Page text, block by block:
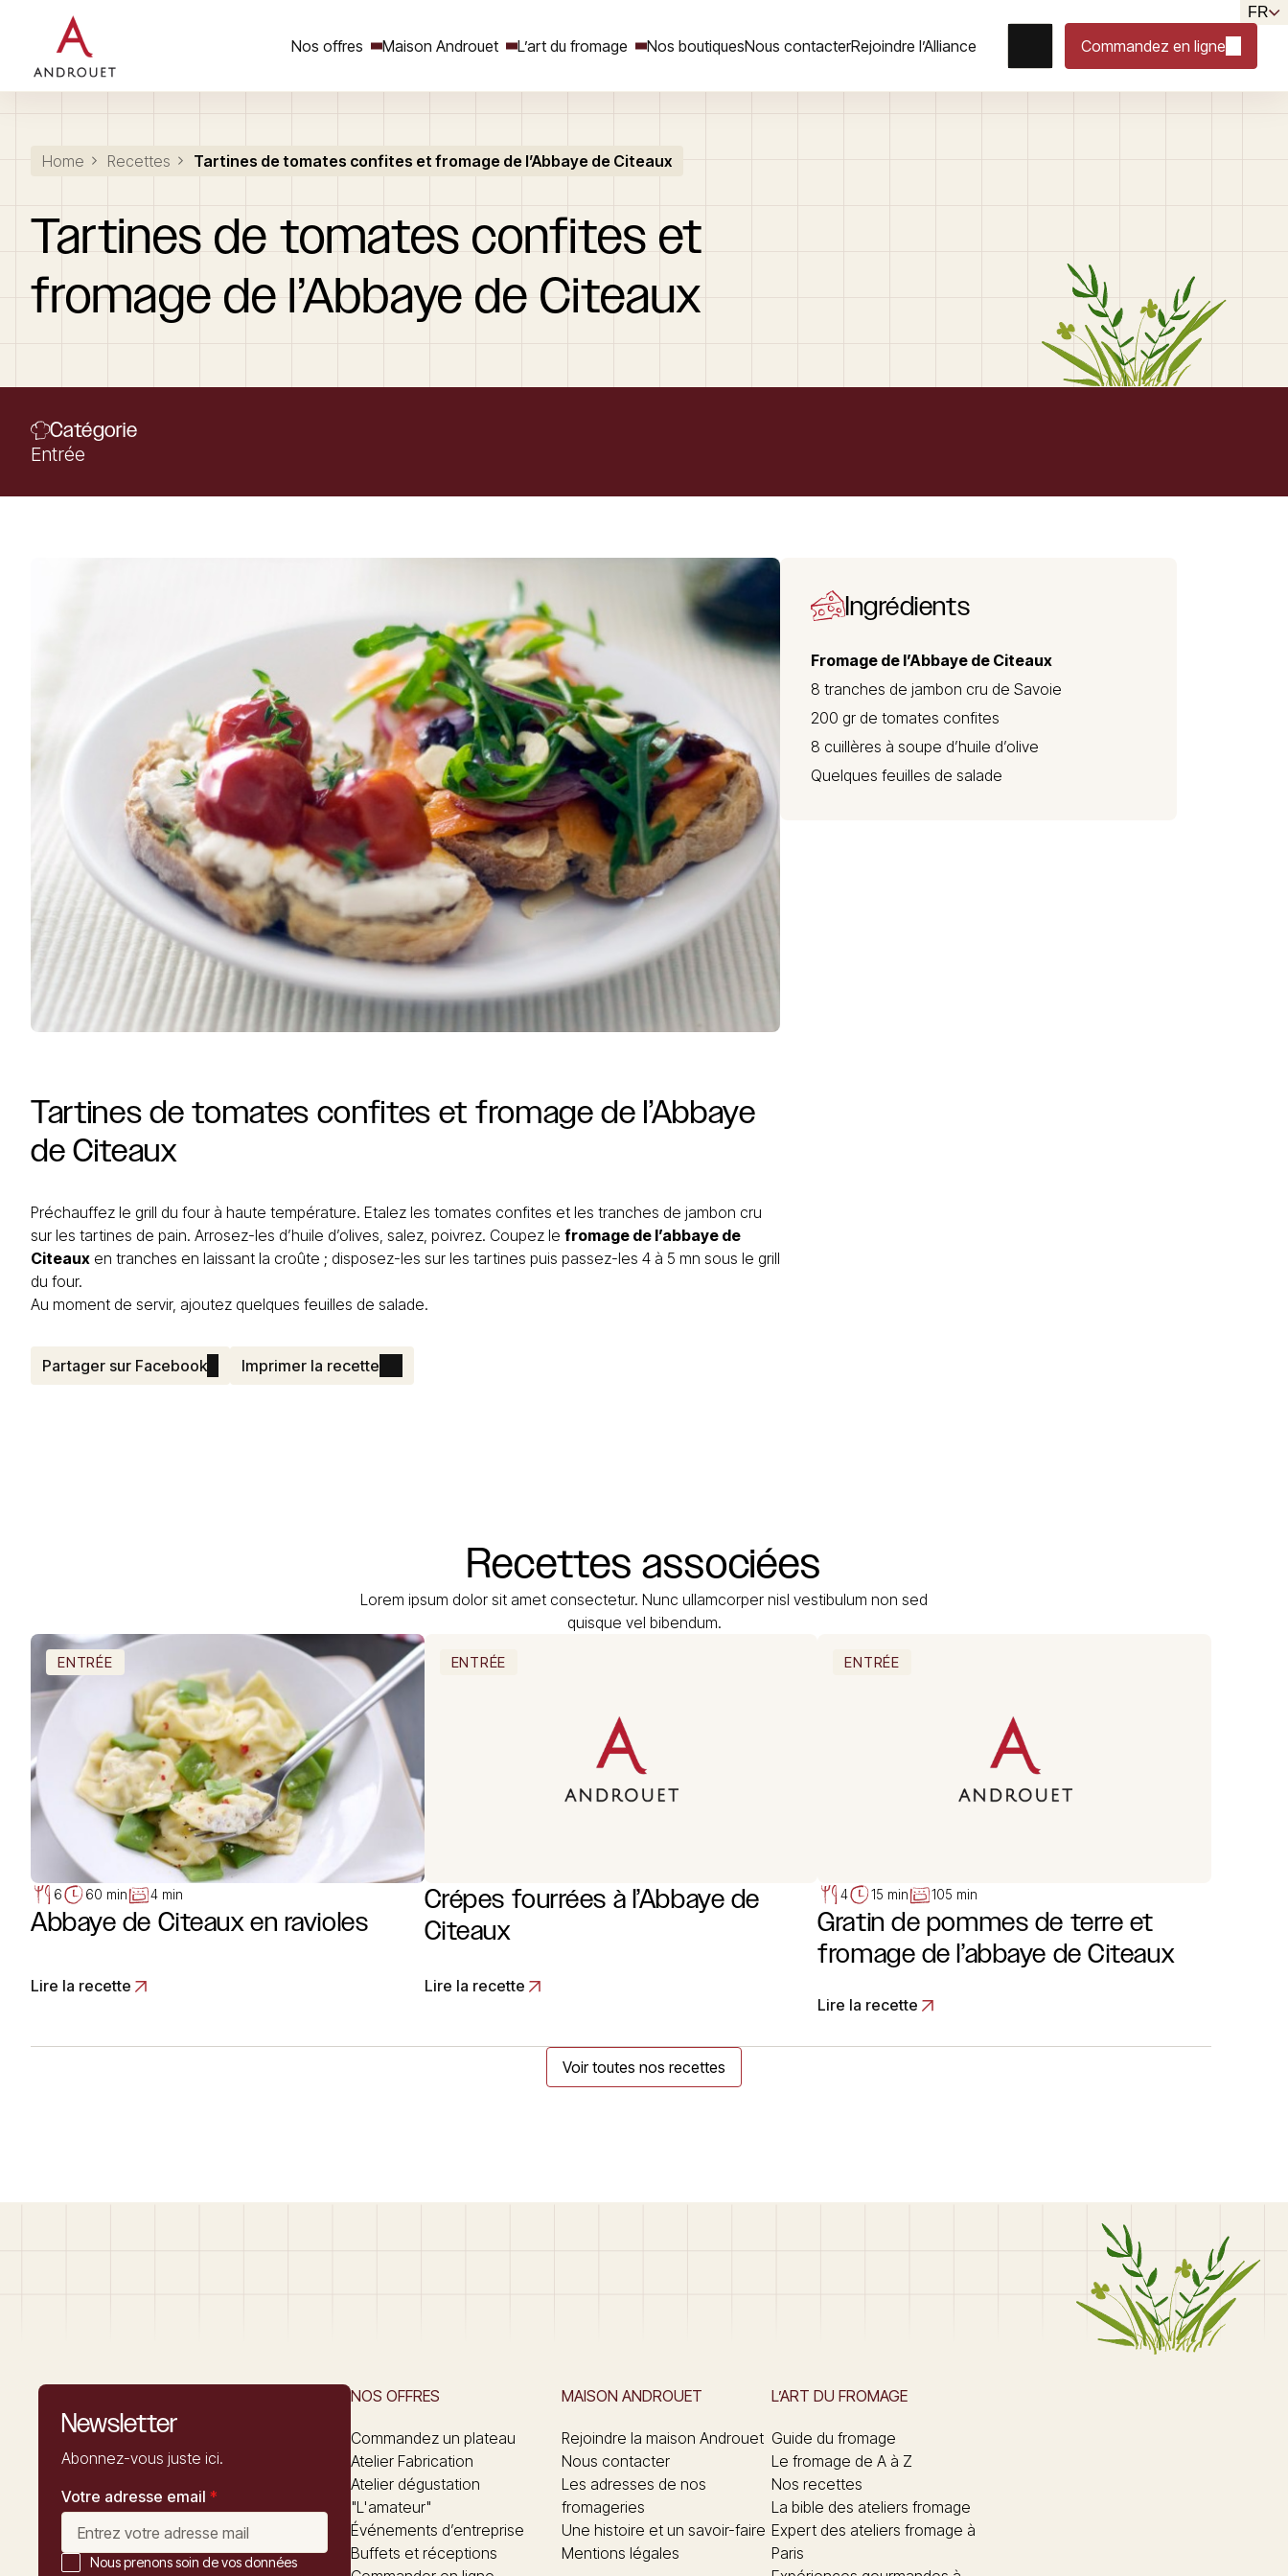
Nos offres Maison Androuet L’art du fromage Nos boutiquesNous contacterRejoindre l’Alliance Commandez en ligne
FR
Rechercher un mot clé
Home Recettes Tartines de tomates confites et fromage de l’Abbaye de Citeaux
Tartines de tomates confites et
fromage de l’Abbaye de Citeaux
Catégorie
Entrée
Tartines de tomates confites et fromage de l’Abbaye
de Citeaux
Préchauffez le grill du four à haute température. Etalez les tomates confites et les tranches de jambon cru
sur les tartines de pain. Arrosez-les d’huile d’olives, salez, poivrez. Coupez le fromage de l’abbaye de
Citeaux en tranches en laissant la croûte ; disposez-les sur les tartines puis passez-les 4 à 5 mn sous le grill
du four.
Au moment de servir, ajoutez quelques feuilles de salade.
Partager sur Facebook Imprimer la recette
Ingrédients
Fromage de l’Abbaye de Citeaux
8 tranches de jambon cru de Savoie
200 gr de tomates confites
8 cuillères à soupe d’huile d’olive
Quelques feuilles de salade
Recettes associées
Lorem ipsum dolor sit amet consectetur. Nunc ullamcorper nisl vestibulum non sed
quisque vel bibendum.
ENTRÉE
6 60 min 4 min
Abbaye de Citeaux en ravioles
Lire la recette
ENTRÉE
Crépes fourrées à l’Abbaye de
Citeaux
Lire la recette
ENTRÉE
4 15 min 105 min
Gratin de pommes de terre et
fromage de l’abbaye de Citeaux
Lire la recette
Voir toutes nos recettes
Newsletter
Abonnez-vous juste ici.
Votre adresse email *
Nous prenons soin de vos données
NOS OFFRES
Commandez un plateau
Atelier Fabrication
Atelier dégustation
"L'amateur"
Événements d’entreprise
Buffets et réceptions
MAISON ANDROUET
Rejoindre la maison Androuet
Nous contacter
Les adresses de nos
fromageries
Une histoire et un savoir-faire
Mentions légales
L’ART DU FROMAGE
Guide du fromage
Le fromage de A à Z
Nos recettes
La bible des ateliers fromage
Expert des ateliers fromage à
Paris